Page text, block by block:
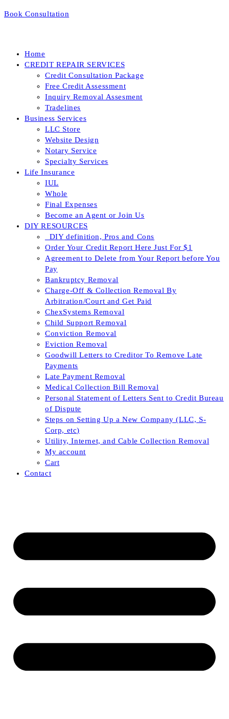
Book Consultation
Home
CREDIT REPAIR SERVICES
Credit Consultation Package
Free Credit Assessment
Inquiry Removal Assesment
Tradelines
Business Services
LLC Store
Website Design
Notary Service
Specialty Services
Life Insurance
IUL
Whole
Final Expenses
Become an Agent or Join Us
DIY RESOURCES
_DIY definition, Pros and Cons
Order Your Credit Report Here Just For $1
Agreement to Delete from Your Report before You
Pay
Bankruptcy Removal
Charge-Off & Collection Removal By
Arbitration/Court and Get Paid
ChexSystems Removal
Child Support Removal
Conviction Removal
Eviction Removal
Goodwill Letters to Creditor To Remove Late
Payments
Late Payment Removal
Medical Collection Bill Removal
Personal Statement of Letters Sent to Credit Bureau
of Dispute
Steps on Setting Up a New Company (LLC, S-
Corp, etc)
Utility, Internet, and Cable Collection Removal
My account
Cart
Contact